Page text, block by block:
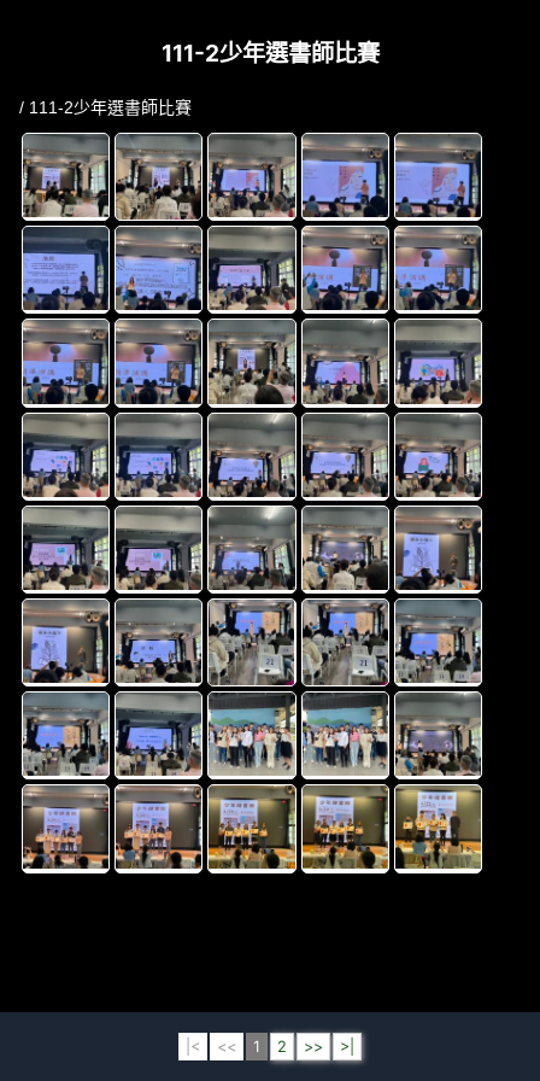
111-2少年選書師比賽
/ 111-2少年選書師比賽
|< << 1 2 >> >|